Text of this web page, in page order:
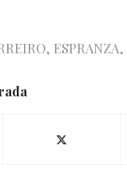
, ESPRANZA,